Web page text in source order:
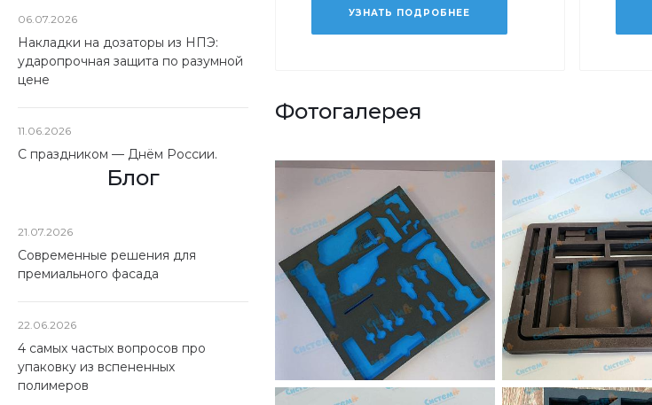
06.07.2026
Накладки на дозаторы из НПЭ:
ударопрочная защита по разумной
цене
11.06.2026
С праздником — Днём России.
Блог
21.07.2026
Современные решения для
премиального фасада
22.06.2026
4 самых частых вопросов про
упаковку из вспененных
полимеров
УЗНАТЬ ПОДРОБНЕЕ
Фотогалерея